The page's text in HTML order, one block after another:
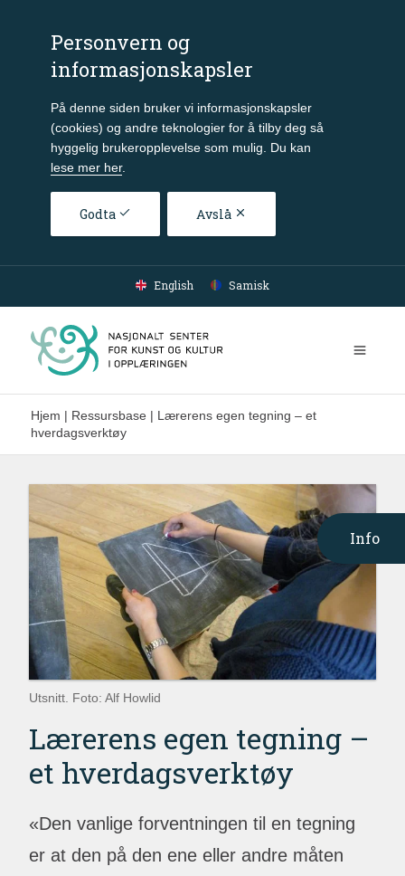
Personvern og
informasjonskapsler
På denne siden bruker vi informasjonskapsler
(cookies) og andre teknologier for å tilby deg så
hyggelig brukeropplevelse som mulig. Du kan
lese mer her.
Godta Avslå
Gå til hovedinnhold
English Samisk
Hjem | Ressursbase | Lærerens egen tegning – et
hverdagsverktøy
Info
Utsnitt. Foto: Alf Howlid
Lærerens egen tegning –
et hverdagsverktøy
«Den vanlige forventningen til en tegning
er at den på den ene eller andre måten